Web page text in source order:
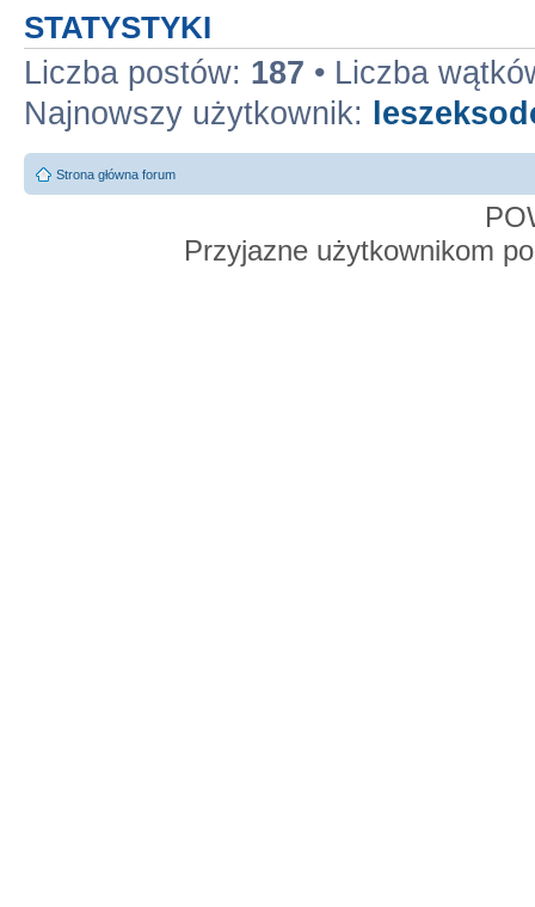
STATYSTYKI
Liczba postów: 187 • Liczba
Najnowszy użytkownik:
Strona główna forum
Przyjazne użytkownikom